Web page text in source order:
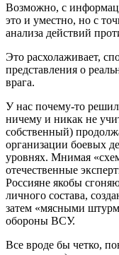
Возможно, с
это и уместно, но с
анализа действий
Это расхолаживает,
представления о
врага.
У нас почему-то
ничему и никак не
собственный)
организации боевых
уровнях. Мнимая
отечественные
Россияне якобы
личного состава,
затем «мясными
обороны ВСУ.
Все вроде бы четко,